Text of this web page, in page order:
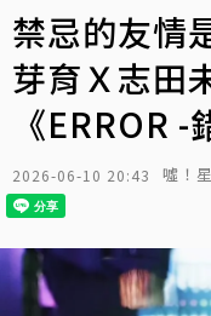
禁忌的友情
芽育Ｘ志田
《ERROR -
2026-06-10 20:43 噓！